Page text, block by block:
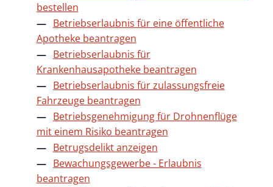
bestellen
Betriebserlaubnis für eine öffentliche
Apotheke beantragen
Betriebserlaubnis für
Krankenhausapotheke beantragen
Betriebserlaubnis für zulassungsfreie
Fahrzeuge beantragen
Betriebsgenehmigung für Drohnenflüge
mit einem Risiko beantragen
Betrugsdelikt anzeigen
Bewachungsgewerbe - Erlaubnis
beantragen